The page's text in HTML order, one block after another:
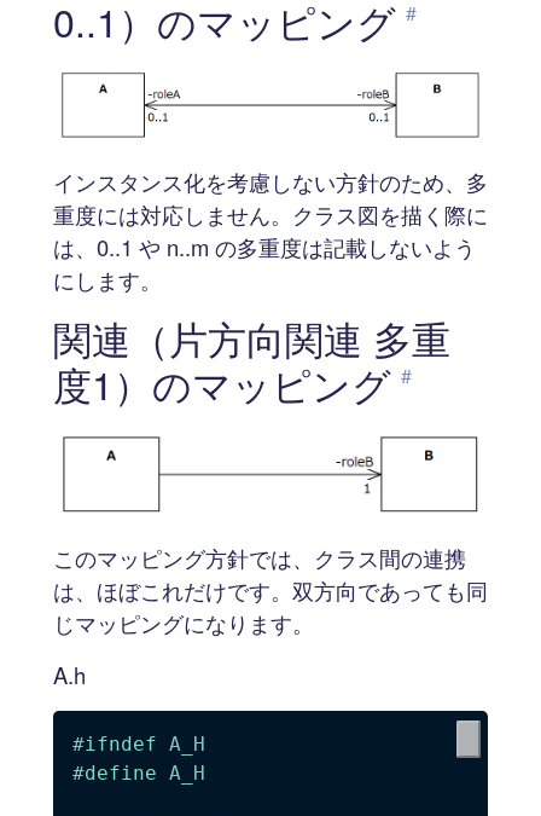
0..1）のマッピング #
インスタンス化を考慮しない方針のため、多
重度には対応しません。クラス図を描く際に
は、0..1 や n..m の多重度は記載しないよう
にします。
関連（片方向関連 多重
度1）のマッピング #
このマッピング方針では、クラス間の連携
は、ほぼこれだけです。双方向であっても同
じマッピングになります。
A.h
#ifndef A_H
#define A_H